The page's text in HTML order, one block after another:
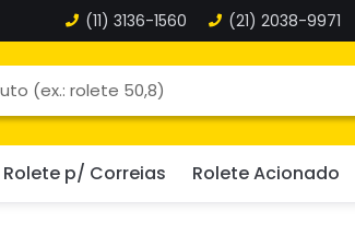
(11) 3136-1560 (21) 2038-9971
Rolete p/ Correias Rolete Acionado